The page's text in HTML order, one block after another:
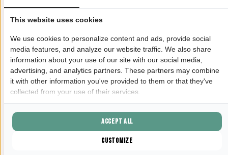
kunt aanschaffen.
Het mooie is, elke euro die jij uitgeeft
aan de bon wordt gegarandeerd
besteed bij een lokale onderneming in
Den Haag. Zo kunnen we met elkaar
blijven genieten van de Haagse
hotspots van al die enthousiaste,
gedreven Haagse ondernemers.
This website uses cookies
We use cookies to personalize content and ads, provide social
media features, and analyze our website traffic. We also share
information about your use of our site with our social media,
advertising, and analytics partners. These partners may combine
it with other information you've provided to them or that they've
collected from your use of their services.
Customize
Accept all